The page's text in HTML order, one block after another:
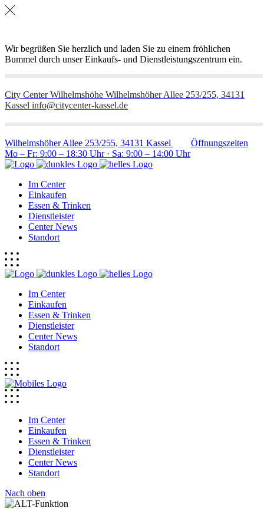
Wir begrüßen Sie herzlich und laden Sie zu einem fröhlichen
Bummel durch unser Einkaufs- und Dienstleistungszentrum ein.
City Center Wilhelmshöhe Wilhelmshöher Allee 253/255, 34131
Kassel info@citycenter-kassel.de
Wilhelmshöher Allee 253/255, 34131 Kassel
Öffnungszeiten
Mo – Fr: 9:00 – 18:30 Uhr · Sa: 9:00 – 14:00 Uhr
Im Center
Einkaufen
Essen & Trinken
Dienstleister
Center News
Standort
Im Center
Einkaufen
Essen & Trinken
Dienstleister
Center News
Standort
Im Center
Einkaufen
Essen & Trinken
Dienstleister
Center News
Standort
Nach oben